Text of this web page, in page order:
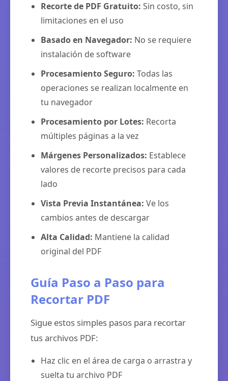
Recorte de PDF Gratuito: Sin costo, sin
limitaciones en el uso
Basado en Navegador: No se requiere
instalación de software
Procesamiento Seguro: Todas las
operaciones se realizan localmente en
tu navegador
Procesamiento por Lotes: Recorta
múltiples páginas a la vez
Márgenes Personalizados: Establece
valores de recorte precisos para cada
lado
Vista Previa Instantánea: Ve los
cambios antes de descargar
Alta Calidad: Mantiene la calidad
original del PDF
Guía Paso a Paso para
Recortar PDF
Sigue estos simples pasos para recortar
tus archivos PDF:
Haz clic en el área de carga o arrastra y
suelta tu archivo PDF